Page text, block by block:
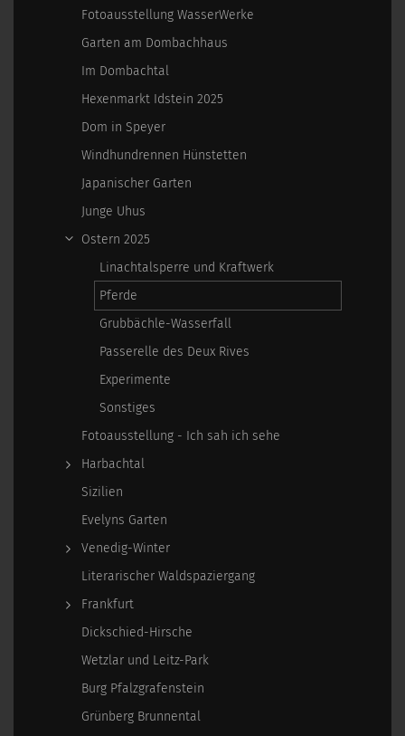
Fotoausstellung WasserWerke
Garten am Dombachhaus
Im Dombachtal
Hexenmarkt Idstein 2025
Dom in Speyer
Windhundrennen Hünstetten
Japanischer Garten
Junge Uhus
Ostern 2025
Linachtalsperre und Kraftwerk
Pferde
Grubbächle-Wasserfall
Passerelle des Deux Rives
Experimente
Sonstiges
Fotoausstellung - Ich sah ich sehe
Harbachtal
Sizilien
Evelyns Garten
Venedig-Winter
Literarischer Waldspaziergang
Frankfurt
Dickschied-Hirsche
Wetzlar und Leitz-Park
Burg Pfalzgrafenstein
Grünberg Brunnental